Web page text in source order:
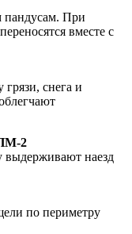
пандусам. При
вместе с
снега и
2
выдерживают наезд
по периметру